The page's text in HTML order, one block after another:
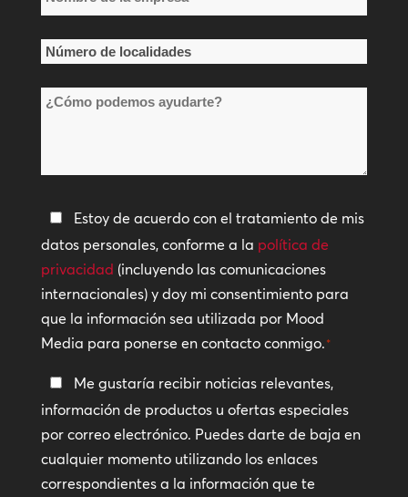
de
la
empresa
*
Número
localidades
¿Cómo
Política
de
privacidad
*
Estoy de acuerdo con el tratamiento de mis
datos personales, conforme a la política de
privacidad (incluyendo las comunicaciones
internacionales) y doy mi consentimiento para
que la información sea utilizada por Mood
Media para ponerse en contacto conmigo.*
Manténte
en
contacto
Me gustaría recibir noticias relevantes,
información de productos u ofertas especiales
por correo electrónico. Puedes darte de baja en
cualquier momento utilizando los enlaces
correspondientes a la información que te